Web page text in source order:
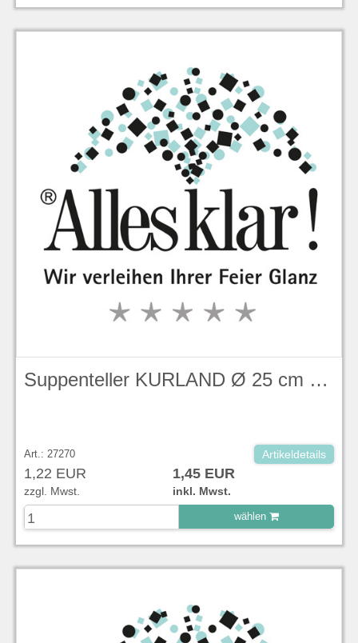
zu Warenkorb hinzugefügt.
Suppenteller KURLAND Ø 25 cm KPM
Art.: 27270 Artikeldetails
1,22 EUR 1,45 EUR
zzgl. Mwst. inkl. Mwst.
wählen
zu Warenkorb hinzugefügt.